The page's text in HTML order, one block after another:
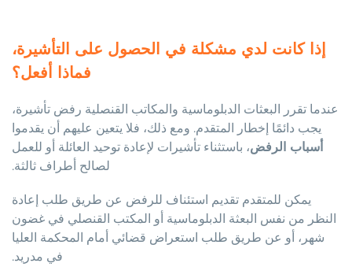
إذا كانت لدي مشكلة في الحصول على التأشيرة،
فماذا أفعل؟
عندما تقرر البعثات الدبلوماسية والمكاتب القنصلية رفض تأشيرة،
يجب دائمًا إخطار المتقدم. ومع ذلك، فلا يتعين عليهم أن يقدموا
أسباب الرفض ، باستثناء تأشيرات لإعادة توحيد العائلة أو للعمل
لصالح أطراف ثالثة.
يمكن للمتقدم تقديم استئناف للرفض عن طريق طلب إعادة
النظر من نفس البعثة الدبلوماسية أو المكتب القنصلي في غضون
شهر، أو عن طريق طلب استعراض قضائي أمام المحكمة العليا
في مدريد.